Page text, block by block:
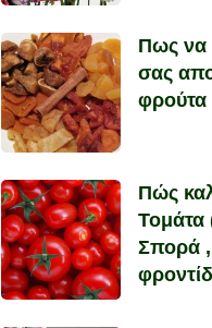
Πως να
σας
φρούτα
Πώς
Τομάτα
Σπορά ,